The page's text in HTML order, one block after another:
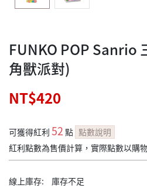
FUNKO POP Sanrio
角獸派對)
NT$420
可獲得紅利 52 點 點數說明
紅利點數為售價計算，實際點數以購
線上庫存: 庫存不足